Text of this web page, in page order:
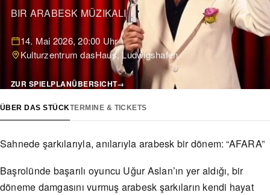
BIR ARABESK MÜZIKALI
14. Mai 2026, 20:00 Uhr
Kulturzentrum dasHaus, Ludwigshafen
ZUR SPIELPLANÜBERSICHT→
ÜBER DAS STÜCKTERMINE & TICKETS
Sahnede şarkılarıyla, anılarıyla arabesk bir dönem: “AFARA”
Başrolünde başarılı oyuncu Uğur Aslan’ın yer aldığı, bir
döneme damgasını vurmuş arabesk şarkıların kendi hayat